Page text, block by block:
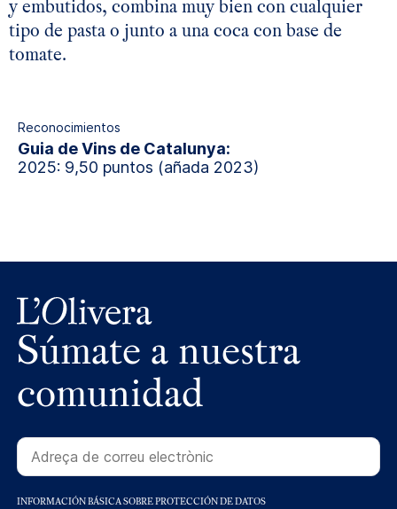
y embutidos, combina muy bien con cualquier
tipo de pasta o junto a una coca con base de
tomate.
Reconocimientos
Guia de Vins de Catalunya:
2025: 9,50 puntos (añada 2023)
Súmate a nuestra
comunidad
INFORMACIÓN BÁSICA SOBRE PROTECCIÓN DE DATOS